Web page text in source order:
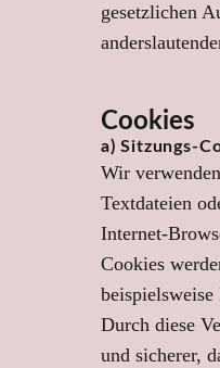
gesetzlichen
Cookies
a) Sitzungs-
Wir
Textdateien
Internet-
Cookies
Durch diese
und sicherer,